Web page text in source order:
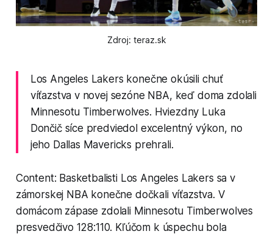
Zdroj: teraz.sk
Los Angeles Lakers konečne okúsili chuť
víťazstva v novej sezóne NBA, keď doma zdolali
Minnesotu Timberwolves. Hviezdny Luka
Dončič síce predviedol excelentný výkon, no
jeho Dallas Mavericks prehrali.
Content: Basketbalisti Los Angeles Lakers sa v
zámorskej NBA konečne dočkali víťazstva. V
domácom zápase zdolali Minnesotu Timberwolves
presvedčivo 128:110. Kľúčom k úspechu bola